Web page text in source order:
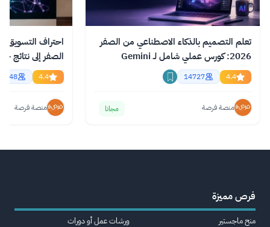
تعلم التصميم بالذكاء الاصطناعي من الصفر
2026: كورس عملي شامل لـ Gemini
وChatGPT وClaude
4.4
14727
منصة فرصة مجانا
احتراف التسويق
الصفر إلى نتائج
اونلاين
4.4
2948
منصة فرصة
فرص مميزة
منح ماجستير
ورشات عمل أو دورات